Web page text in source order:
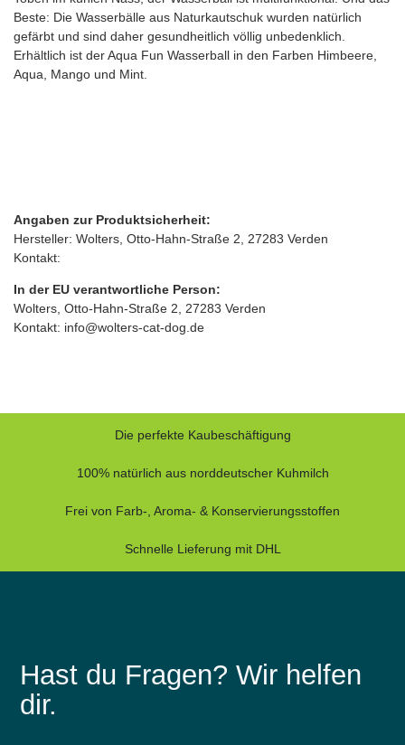
Beste: Die Wasserbälle aus Naturkautschuk wurden natürlich
gefärbt und sind daher gesundheitlich völlig unbedenklich.
Erhältlich ist der Aqua Fun Wasserball in den Farben Himbeere,
Aqua, Mango und Mint.
Angaben zur Produktsicherheit:
Hersteller: Wolters, Otto‑Hahn‑Straße 2, 27283 Verden
Kontakt:
In der EU verantwortliche Person:
Wolters, Otto‑Hahn‑Straße 2, 27283 Verden
Kontakt: info@wolters-cat-dog.de
Die perfekte Kaubeschäftigung
100% natürlich aus norddeutscher Kuhmilch
Frei von Farb-, Aroma- & Konservierungsstoffen
Schnelle Lieferung mit DHL
Hast du Fragen? Wir helfen
dir.